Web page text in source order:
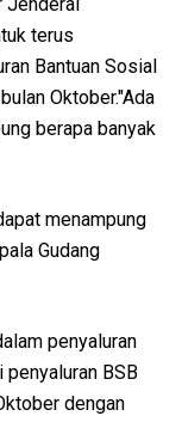
terus
Bantuan Sosial
Oktober."Ada
berapa banyak
menampung
Gudang
penyaluran
BSB
dengan